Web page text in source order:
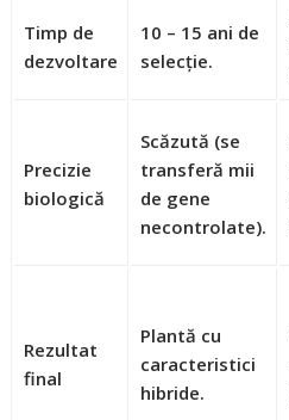
Timp de
dezvoltare
10 – 15 ani de
selecție.
Precizie
biologică
Scăzută (se
transferă mii
de gene
necontrolate).
Rezultat
final
Plantă cu
caracteristici
hibride.